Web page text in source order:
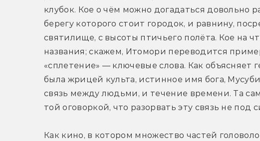
клубок. Кое о чём можно догадаться довольно
берегу которого стоит городок, и равнину,
святилище, с высоты птичьего полёта. Кое на
названия; скажем, Итомори переводится
«сплетение» — ключевые слова. Как объясняет
была жрицей культа, истинное имя бога,
связь между людьми, и течение времени. Та
той оговоркой, что разорвать эту связь не под
Как кино, в котором множество частей